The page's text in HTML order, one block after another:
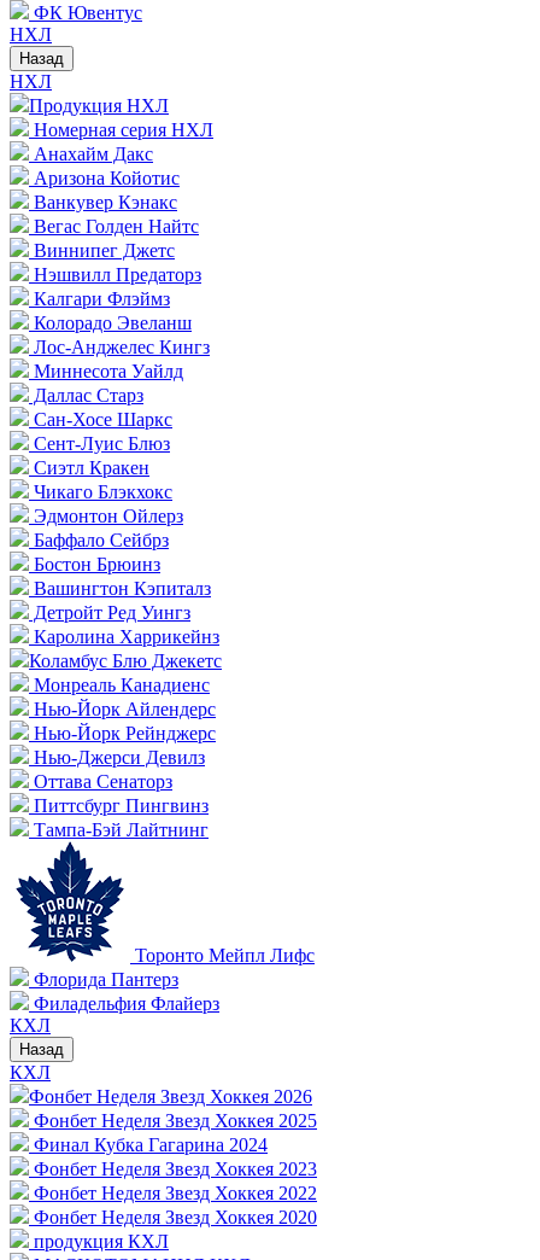
ФК Ювентус
НХЛ
Назад
НХЛ
Продукция НХЛ
Номерная серия НХЛ
Анахайм Дакс
Аризона Койотис
Ванкувер Кэнакс
Вегас Голден Найтс
Виннипег Джетс
Нэшвилл Предаторз
Калгари Флэймз
Колорадо Эвеланш
Лос-Анджелес Кингз
Миннесота Уайлд
Даллас Старз
Сан-Хосе Шаркс
Сент-Луис Блюз
Сиэтл Кракен
Чикаго Блэкхокс
Эдмонтон Ойлерз
Баффало Сейбрз
Бостон Брюинз
Вашингтон Кэпиталз
Детройт Ред Уингз
Каролина Харрикейнз
Коламбус Блю Джекетс
Монреаль Канадиенс
Нью-Йорк Айлендерс
Нью-Йорк Рейнджерс
Нью-Джерси Девилз
Оттава Сенаторз
Питтсбург Пингвинз
Тампа-Бэй Лайтнинг
Торонто Мейпл Лифс
Флорида Пантерз
Филадельфия Флайерз
КХЛ
Назад
КХЛ
Фонбет Неделя Звезд Хоккея 2026
Фонбет Неделя Звезд Хоккея 2025
Финал Кубка Гагарина 2024
Фонбет Неделя Звезд Хоккея 2023
Фонбет Неделя Звезд Хоккея 2022
Фонбет Неделя Звезд Хоккея 2020
продукция КХЛ